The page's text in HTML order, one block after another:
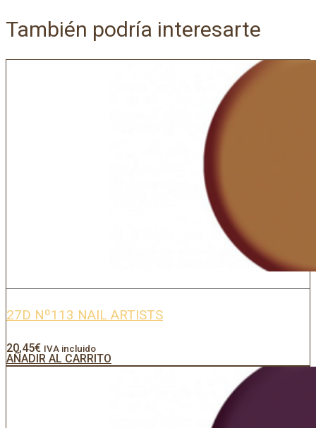
También podría interesarte
27D Nº113 NAIL ARTISTS
20,45€ IVA incluido
AÑADIR AL CARRITO